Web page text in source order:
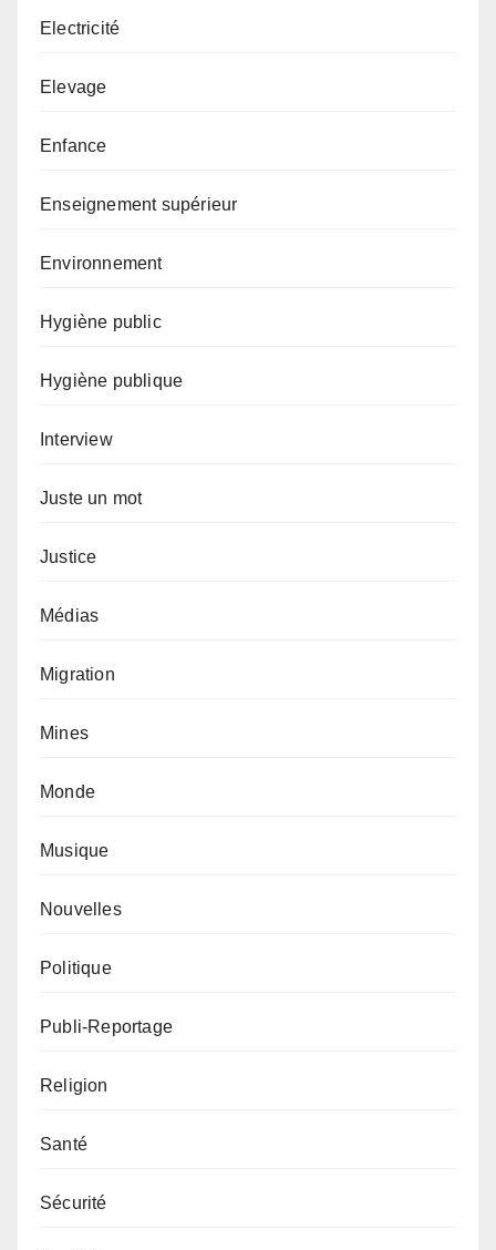
Electricité
Elevage
Enfance
Enseignement supérieur
Environnement
Hygiène public
Hygiène publique
Interview
Juste un mot
Justice
Médias
Migration
Mines
Monde
Musique
Nouvelles
Politique
Publi-Reportage
Religion
Santé
Sécurité